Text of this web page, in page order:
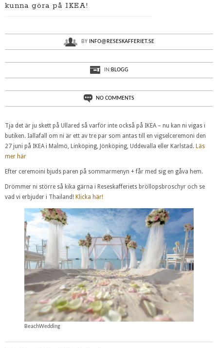
kunna göra på IKEA!
BY INFO@RESESKAFFERIET.SE
IN:BLOGG
NO COMMENTS
Tja det är ju skett på Ullared så varför inte också på IKEA – nu kan ni vigas i
butiken. Iallafall om ni är ett av tre par som antas till en vigselceremoni den
27 juni på IKEA i Malmö, Linköping, Jönköping, Uddevalla eller Karlstad. Läs
mer här
Efter ceremoini bjuds paren på sommarmenyn + får med sig en gåva hem.
Drömmer ni större så kika gärna i Reseskafferiets bröllopsbroschyr och se
vad vi erbjuder i Thailand! Klicka här!
BeachWedding